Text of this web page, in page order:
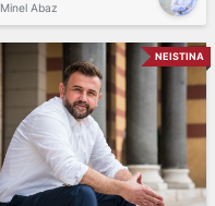
Minel Abaz
NEISTINA